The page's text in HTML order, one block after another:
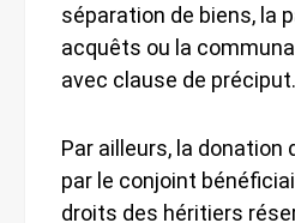
séparation de biens, la
acquêts ou la
avec clause de préciput.
Par ailleurs, la
par le conjoint
droits des héritiers